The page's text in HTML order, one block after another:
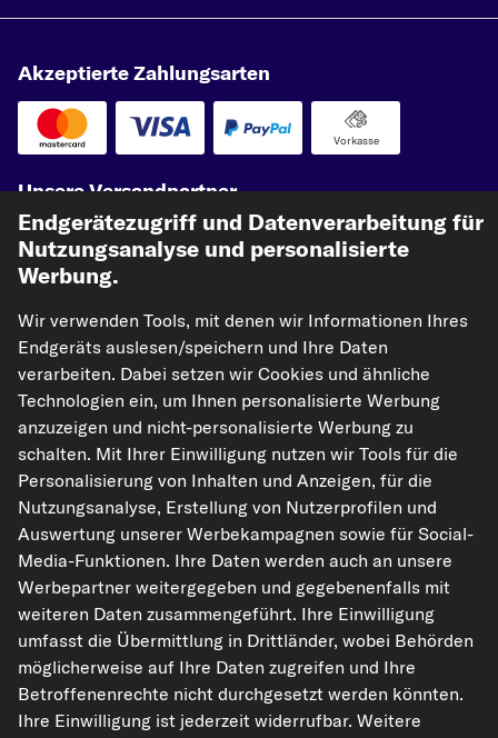
Akzeptierte Zahlungsarten
Vorkasse
Unsere Versandpartner
kfzteile24.de carpardoo.nl
carpardoo.fr
carpardoo.dk
Die hier dargestellten Daten, insbesondere die gesamte Datenbank, dürfen
nicht vervielfältigt werden. Die Vervielfältigung und Verbreitung der Daten und
der Datenbank ohne vorherige Einwilligung von TecAlliance und/oder die
Einbeziehung Dritter in solche Aktivitäten ist streng verboten. Jegliche
unautorisierte Nutzung von Inhalten stellt eine Verletzung des Urheberrechts
dar und kann rechtliche Schritte nach sich ziehen.
Vertrag widerrufen
Endgerätezugriff und Datenverarbeitung für
Nutzungsanalyse und personalisierte
Werbung.
Wir verwenden Tools, mit denen wir Informationen Ihres
Endgeräts auslesen/speichern und Ihre Daten
verarbeiten. Dabei setzen wir Cookies und ähnliche
Technologien ein, um Ihnen personalisierte Werbung
anzuzeigen und nicht-personalisierte Werbung zu
schalten. Mit Ihrer Einwilligung nutzen wir Tools für die
Personalisierung von Inhalten und Anzeigen, für die
Nutzungsanalyse, Erstellung von Nutzerprofilen und
Auswertung unserer Werbekampagnen sowie für Social-
Media-Funktionen. Ihre Daten werden auch an unsere
Werbepartner weitergegeben und gegebenenfalls mit
weiteren Daten zusammengeführt. Ihre Einwilligung
umfasst die Übermittlung in Drittländer, wobei Behörden
möglicherweise auf Ihre Daten zugreifen und Ihre
Betroffenenrechte nicht durchgesetzt werden könnten.
Ihre Einwilligung ist jederzeit widerrufbar. Weitere